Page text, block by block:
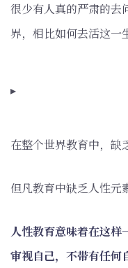
很少有人真的严肃的去
界，相比如何去活这一
▸
在整个世界教育中，缺
但凡教育中缺乏人性元
人性教育意味着在这样
审视自己，不带有任何